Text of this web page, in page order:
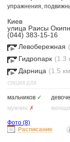
упражнения,
Киев
улица Раисы
(044) 383-15-16
Левобережная
Гидропарк (1.3
Дарница (1.5
СЕКЦИЯ ДЛЯ
мальчиков ✓
мужчин ✗
Фото (8)
Расписание